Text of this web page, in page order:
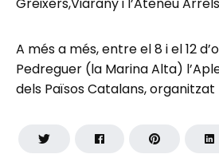
A més a més, entre el 8 i el 12
Pedreguer (la Marina Alta)
dels Països Catalans,